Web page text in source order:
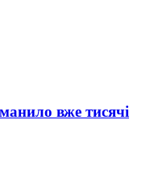
вже тисячі